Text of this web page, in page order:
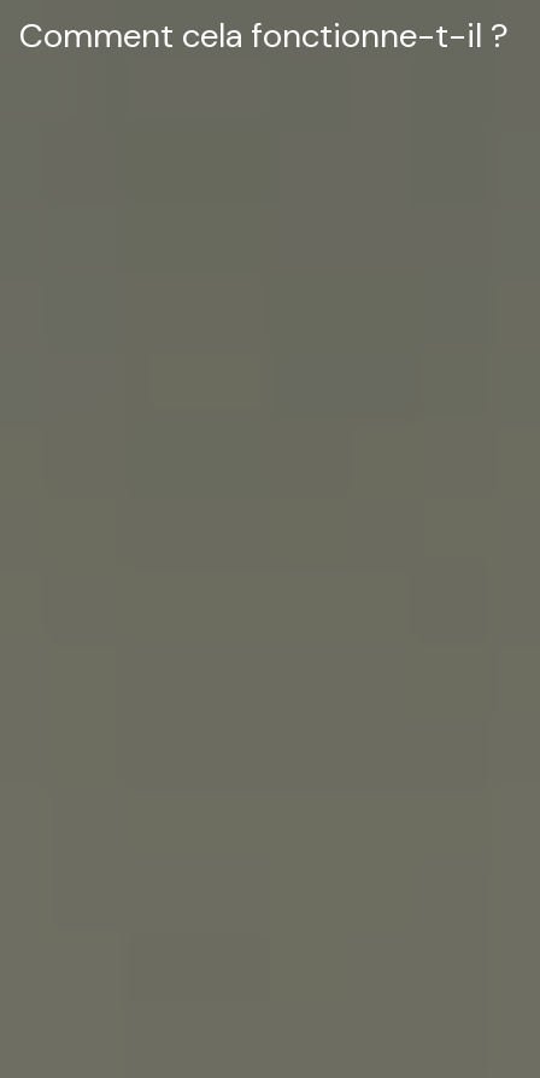
Comment cela fonctionne-t-il ?